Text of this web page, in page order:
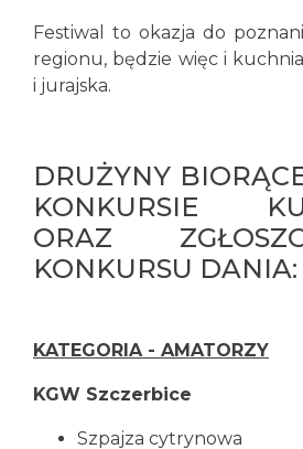
Festiwal to okazja do
regionu, będzie więc i
i jurajska.
DRUŻYNY
KONKURSIE
ORAZ
KONKURSU DANIA:
KATEGORIA - AMATORZY
KGW Szczerbice
Szpajza cytrynowa